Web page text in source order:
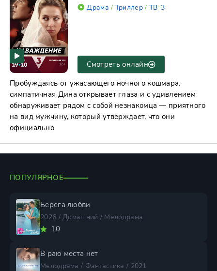
Драма / Триллер/ ТВ-3
Пробуждаясь от ужасающего ночного кошмара,
симпатичная Дина открывает глаза и с удивлением
обнаруживает рядом с собой незнакомца — приятного
на вид мужчину, который утверждает, что они
официально
Смотреть онлайн
ПОПУЛЯРНОЕ
Берега любви
2026 / Домашний / Мелодрама
10
В раю места нет
Мелодрама / Фантастика / 2021